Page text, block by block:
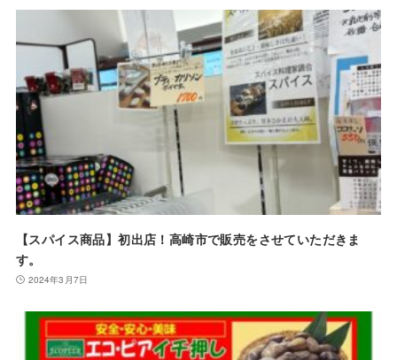
【スパイス商品】初出店！高崎市で販売をさせていただきま
す。
2024年3月7日